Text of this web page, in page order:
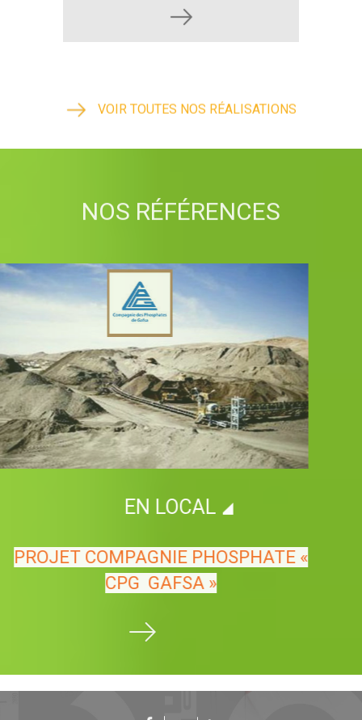
VOIR TOUTES NOS RÉALISATIONS
NOS RÉFÉRENCES
EN LOCAL
PROJET COMPAGNIE PHOSPHATE
CPGGAFSA